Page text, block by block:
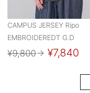
CAMPUS JERSEY Ripo
EMBROIDEREDT G.D
¥9,800→ ¥7,840